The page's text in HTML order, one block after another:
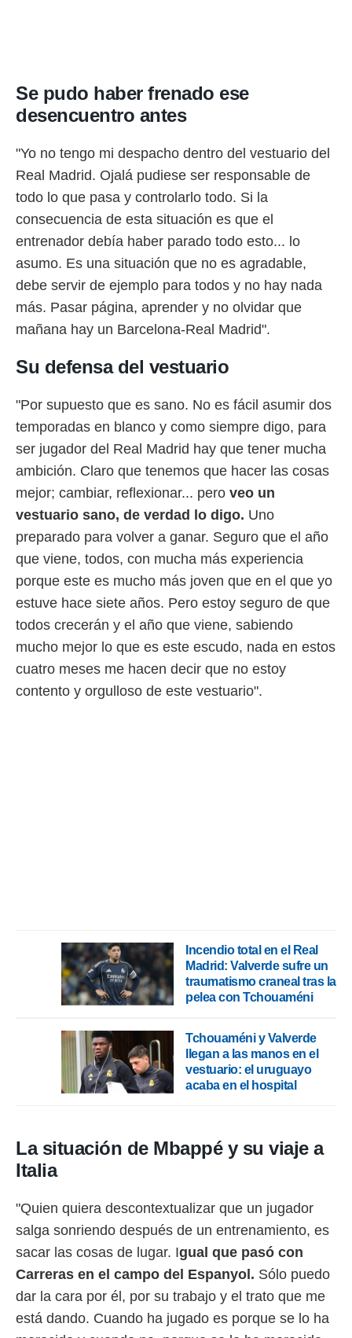
Se pudo haber frenado ese
desencuentro antes
"Yo no tengo mi despacho dentro del vestuario del
Real Madrid. Ojalá pudiese ser responsable de
todo lo que pasa y controlarlo todo. Si la
consecuencia de esta situación es que el
entrenador debía haber parado todo esto... lo
asumo. Es una situación que no es agradable,
debe servir de ejemplo para todos y no hay nada
más. Pasar página, aprender y no olvidar que
mañana hay un Barcelona-Real Madrid".
Su defensa del vestuario
"Por supuesto que es sano. No es fácil asumir dos
temporadas en blanco y como siempre digo, para
ser jugador del Real Madrid hay que tener mucha
ambición. Claro que tenemos que hacer las cosas
mejor; cambiar, reflexionar... pero veo un
vestuario sano, de verdad lo digo. Uno
preparado para volver a ganar. Seguro que el año
que viene, todos, con mucha más experiencia
porque este es mucho más joven que en el que yo
estuve hace siete años. Pero estoy seguro de que
todos crecerán y el año que viene, sabiendo
mucho mejor lo que es este escudo, nada en estos
cuatro meses me hacen decir que no estoy
contento y orgulloso de este vestuario".
Incendio total en el Real
Madrid: Valverde sufre un
traumatismo craneal tras la
pelea con Tchouaméni
Tchouaméni y Valverde
llegan a las manos en el
vestuario: el uruguayo
acaba en el hospital
La situación de Mbappé y su viaje a
Italia
"Quien quiera descontextualizar que un jugador
salga sonriendo después de un entrenamiento, es
sacar las cosas de lugar. Igual que pasó con
Carreras en el campo del Espanyol. Sólo puedo
dar la cara por él, por su trabajo y el trato que me
está dando. Cuando ha jugado es porque se lo ha